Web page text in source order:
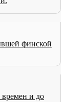
финской
и до